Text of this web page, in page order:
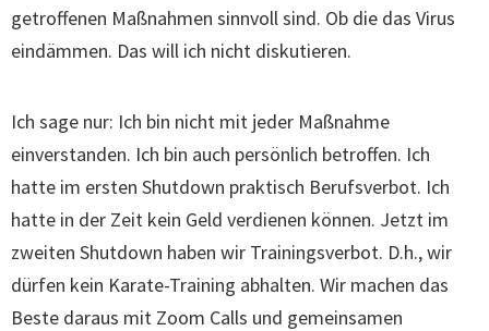
getroffenen Maßnahmen sinnvoll sind. Ob die das Virus
eindämmen. Das will ich nicht diskutieren.
Ich sage nur: Ich bin nicht mit jeder Maßnahme
einverstanden. Ich bin auch persönlich betroffen. Ich
hatte im ersten Shutdown praktisch Berufsverbot. Ich
hatte in der Zeit kein Geld verdienen können. Jetzt im
zweiten Shutdown haben wir Trainingsverbot. D.h., wir
dürfen kein Karate-Training abhalten. Wir machen das
Beste daraus mit Zoom Calls und gemeinsamen